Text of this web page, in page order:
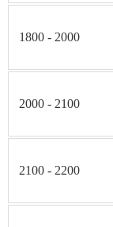
1800 - 2000
2000 - 2100
2100 - 2200